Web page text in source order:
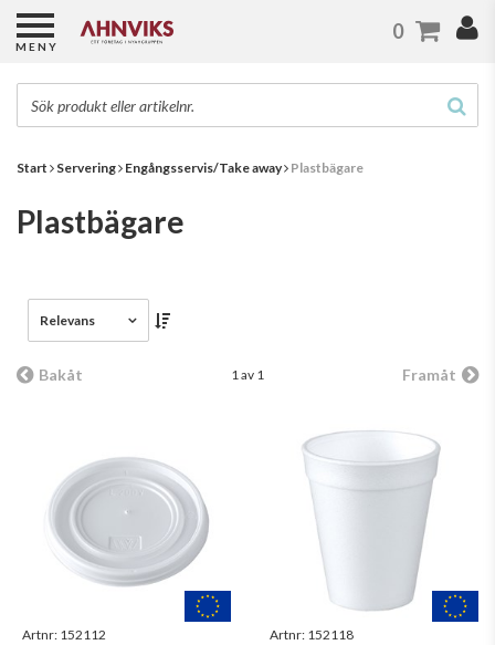
Start Servering Engångsservis/Take away Plastbägare
Plastbägare
Relevans
Bakåt 1 av 1 Framåt
Artnr: 152112 Artnr: 152118
MENY
0